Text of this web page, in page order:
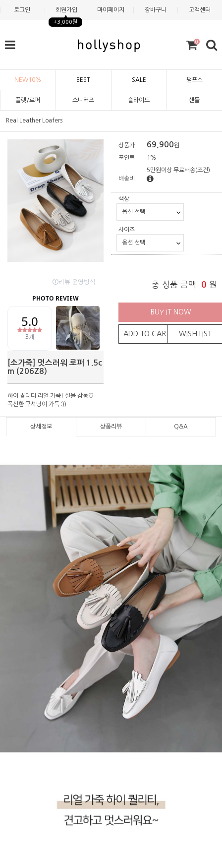
로그인 회원가입
+3,000원
마이페이지 장바구니 고객센터
0
NEW10% BEST SALE 펌프스
플랫/로퍼 스니커즈 슬라이드 샌들
Real Leather Loafers
[소가죽] 멋스러워 로퍼 1.5c
m (206Z8)
하이 퀄리티 리얼 가죽! 실물 감동♡
폭신한 쿠셔닝이 가득 :))
상품가 69,900원
포인트 1%
배송비
5만원이상 무료배송(조건)
색상
사이즈
총 상품 금액 0 원
BUY IT NOW
ADD TO CART WISH LIST
상세정보 상품리뷰 Q&A